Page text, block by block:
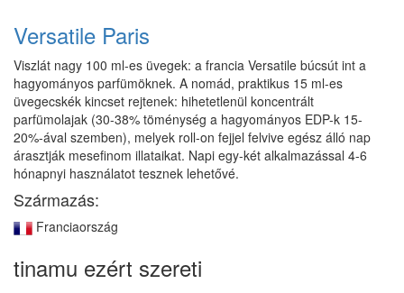
Versatile Paris
Viszlát nagy 100 ml-es üvegek: a francia Versatile búcsút int a
hagyományos parfümöknek. A nomád, praktikus 15 ml-es
üvegecskék kincset rejtenek: hihetetlenül koncentrált
parfümolajak (30-38% töménység a hagyományos EDP-k 15-
20%-ával szemben), melyek roll-on fejjel felvive egész álló nap
árasztják mesefinom illataikat. Napi egy-két alkalmazással 4-6
hónapnyi használatot tesznek lehetővé.
Származás:
Franciaország
tinamu ezért szereti